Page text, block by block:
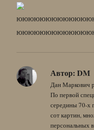
Автор: DM
Дан Маркович
По первой
середины 70-х
сот картин,
персональных